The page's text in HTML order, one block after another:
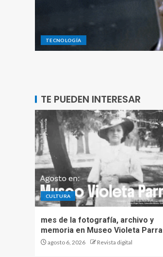
TECNOLOGÍA
TE PUEDEN INTERESAR
CULTURA
mes de la fotografía, archivo y
memoria en Museo Violeta Parra
agosto 6, 2026 Revista digital